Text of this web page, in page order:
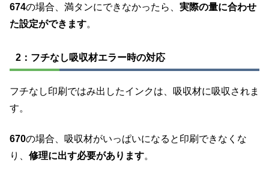
674の場合、満タンにできなかったら、 実際の量に合わせ
た設定ができます。
2：フチなし吸収材エラー時の対応
フチなし印刷ではみ出したインクは、吸収材に吸収されま
す。
670の場合、吸収材がいっぱいになると印刷できなくな
り、 修理に出す必要があります。